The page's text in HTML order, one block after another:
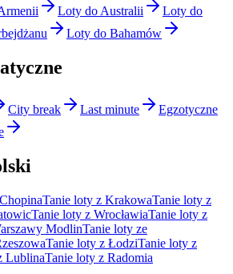
Loty do Australii
Loty do
Loty do Bahamów
City break Last minute
Egzotyczne
Tanie loty z KrakowaTanie loty z
Tanie loty z WrocławiaTanie loty z
ModlinTanie loty ze
Tanie loty z ŁodziTanie loty z
LublinaTanie loty z Radomia